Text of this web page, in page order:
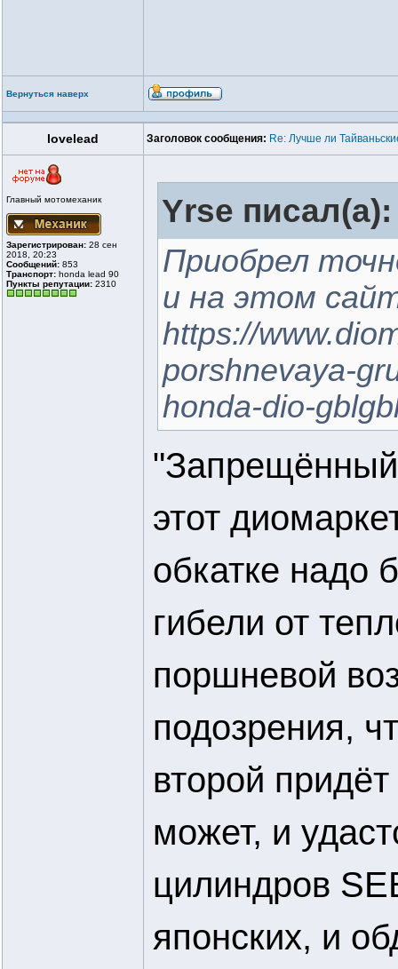
Вернуться наверх
lovelead Заголовок сообщения: Re: Лучше ли
Главный мотомеханик
Зарегистрирован: 28 сен
2018, 20:23
Сообщений: 853
Транспорт: honda lead 90
Пункты репутации: 2310
Yrse писал(а):
Приобрел
и на этом
https://
porshnevaya-
honda-dio-
этот
обкатке надо
гибели от
поршневой
подозрения,
второй
может, и
цилиндров
японских, и